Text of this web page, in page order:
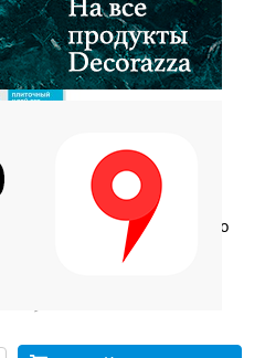
для клинкера и фасадного